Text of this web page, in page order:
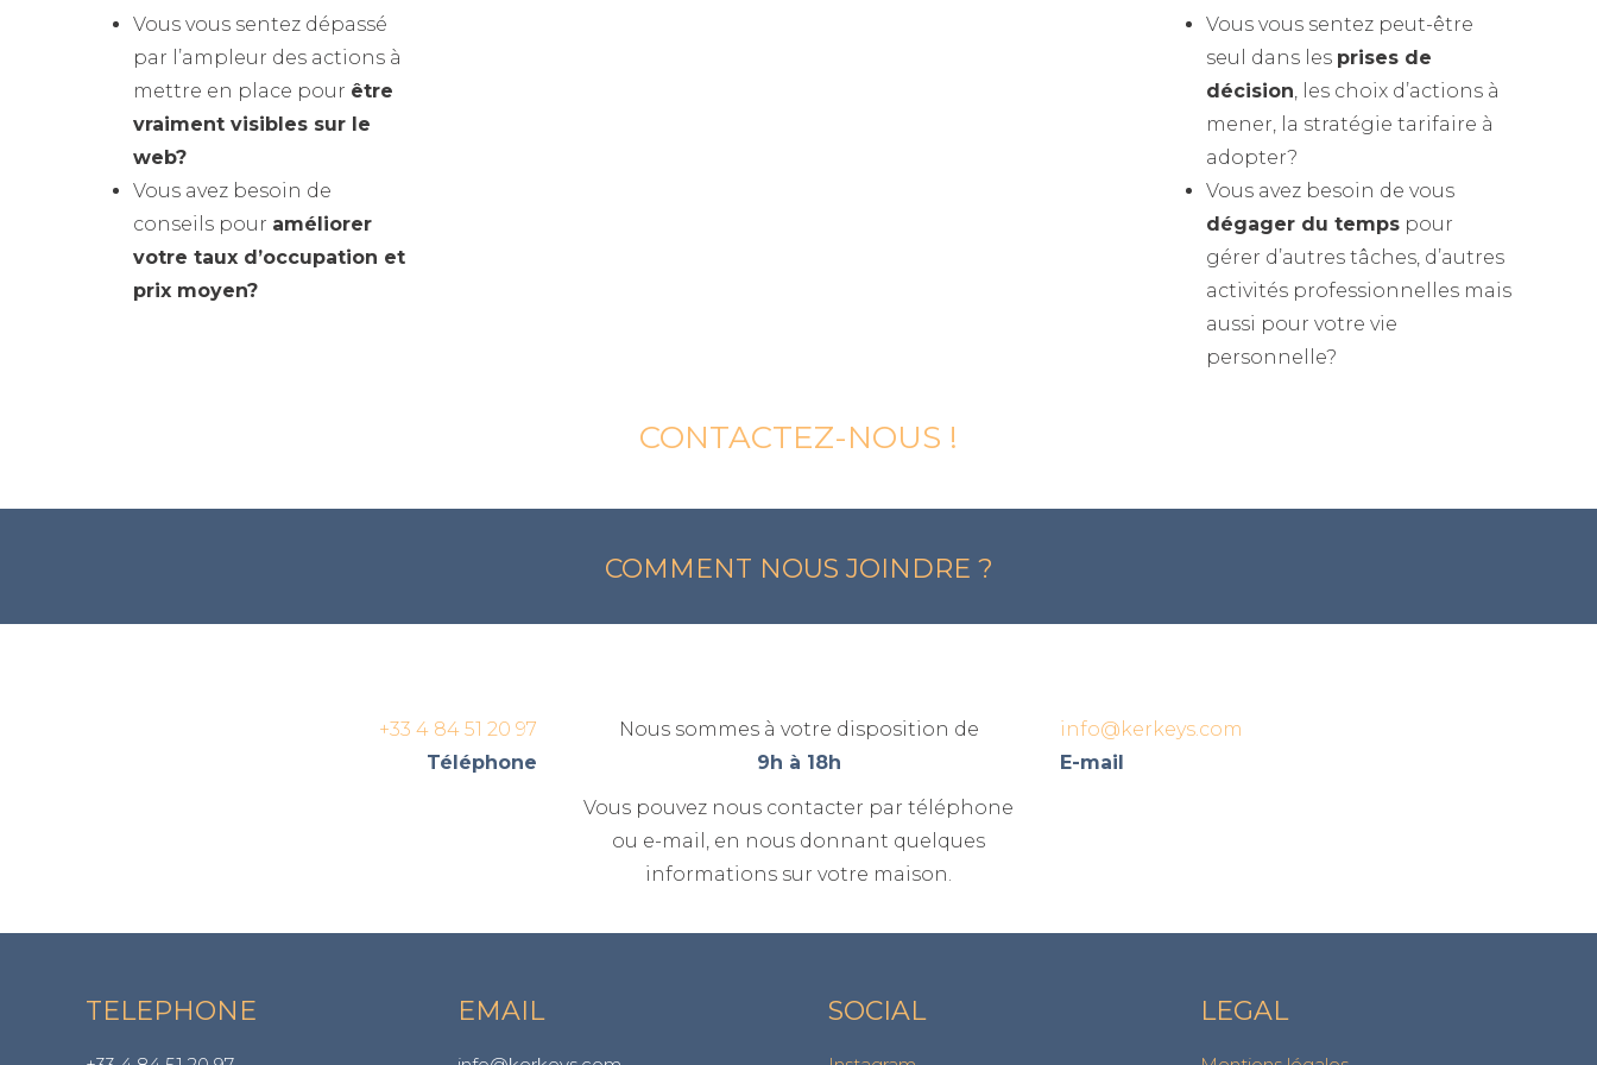
Vous vous sentez dépassé
par l’ampleur des actions à
mettre en place pour être
vraiment visibles sur le
web?
Vous avez besoin de
conseils pour améliorer
votre taux d’occupation et
prix moyen?
Vous vous sentez peut-être
seul dans les prises de
décision, les choix d’actions à
mener, la stratégie tarifaire à
adopter?
Vous avez besoin de vous
dégager du tempspour
gérer d’autres tâches, d’autres
activités professionnelles mais
aussi pour votre vie
personnelle?
CONTACTEZ-NOUS !
COMMENT NOUS JOINDRE ?
+33 4 84 51 20 97
Téléphone
Nous sommes à votre disposition de
9h à 18h
Vous pouvez nous contacter par téléphone
ou e-mail, en nous donnant quelques
informations sur votre maison.
info@kerkeys.com
E-mail
TELEPHONE EMAIL SOCIAL LEGAL